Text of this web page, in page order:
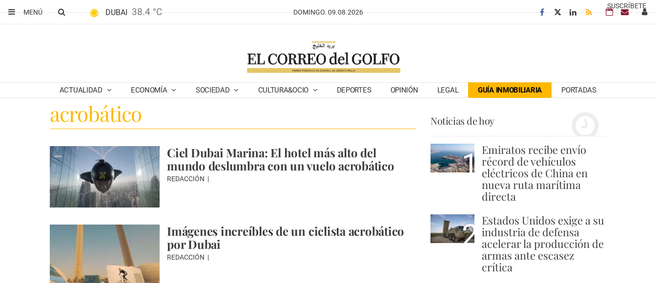
SUSCRÍBETE
MENÚ
DUBAI 38.4 °C DOMINGO. 09.08.2026
ACTUALIDAD ECONOMÍA SOCIEDAD CULTURA&OCIO DEPORTES OPINIÓN LEGAL GUÍA INMOBILIARIA PORTADAS
acrobático
Ciel Dubai Marina: El hotel más alto del
mundo deslumbra con un vuelo acrobático
REDACCIÓN
Imágenes increíbles de un ciclista acrobático
por Dubai
REDACCIÓN
Noticias de hoy
1 Emiratos recibe envío
récord de vehículos
eléctricos de China en
nueva ruta marítima
directa
2 Estados Unidos exige a su
industria de defensa
acelerar la producción de
armas ante escasez
crítica